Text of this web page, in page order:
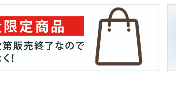
乳製品 かわきもの
日本酒におすすめ
1,000円 1,001円～2,000円 2,001円～
円～